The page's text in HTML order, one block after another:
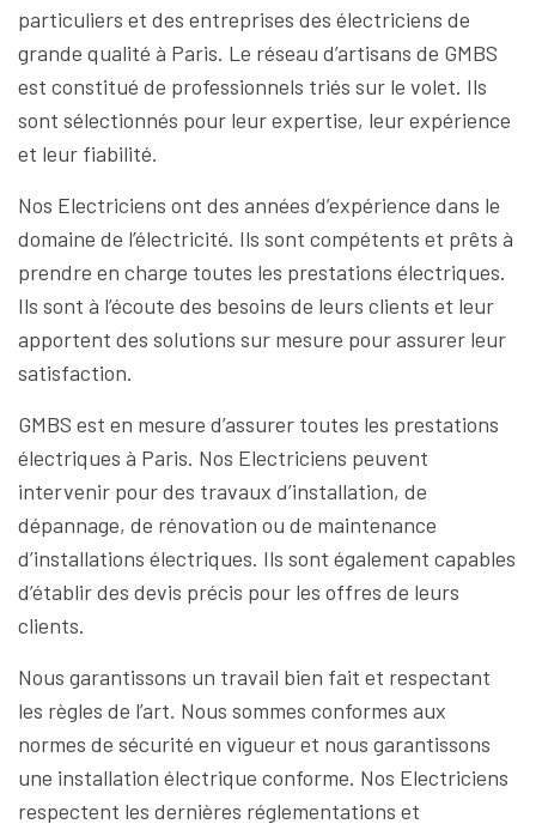
particuliers et des entreprises des électriciens de
grande qualité à Paris. Le réseau d’artisans de GMBS
est constitué de professionnels triés sur le volet. Ils
sont sélectionnés pour leur expertise, leur expérience
et leur fiabilité.
Nos Electriciens ont des années d’expérience dans le
domaine de l’électricité. Ils sont compétents et prêts à
prendre en charge toutes les prestations électriques.
Ils sont à l’écoute des besoins de leurs clients et leur
apportent des solutions sur mesure pour assurer leur
satisfaction.
GMBS est en mesure d’assurer toutes les prestations
électriques à Paris. Nos Electriciens peuvent
intervenir pour des travaux d’installation, de
dépannage, de rénovation ou de maintenance
d’installations électriques. Ils sont également capables
d’établir des devis précis pour les offres de leurs
clients.
Nous garantissons un travail bien fait et respectant
les règles de l’art. Nous sommes conformes aux
normes de sécurité en vigueur et nous garantissons
une installation électrique conforme. Nos Electriciens
respectent les dernières réglementations et